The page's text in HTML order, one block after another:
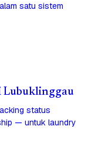
satu sistem
Lubuklinggau
status
— untuk laundry